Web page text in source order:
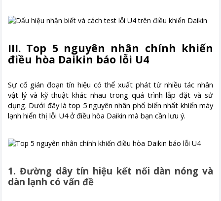
III. Top 5 nguyên nhân chính khiến
điều hòa Daikin báo lỗi U4
Sự cố gián đoạn tín hiệu có thể xuất phát từ nhiều tác nhân
vật lý và kỹ thuật khác nhau trong quá trình lắp đặt và sử
dụng. Dưới đây là top 5 nguyên nhân phổ biến nhất khiến máy
lạnh hiển thị lỗi U4 ở điều hòa Daikin mà bạn cần lưu ý.
1. Đường dây tín hiệu kết nối dàn nóng và
dàn lạnh có vấn đề